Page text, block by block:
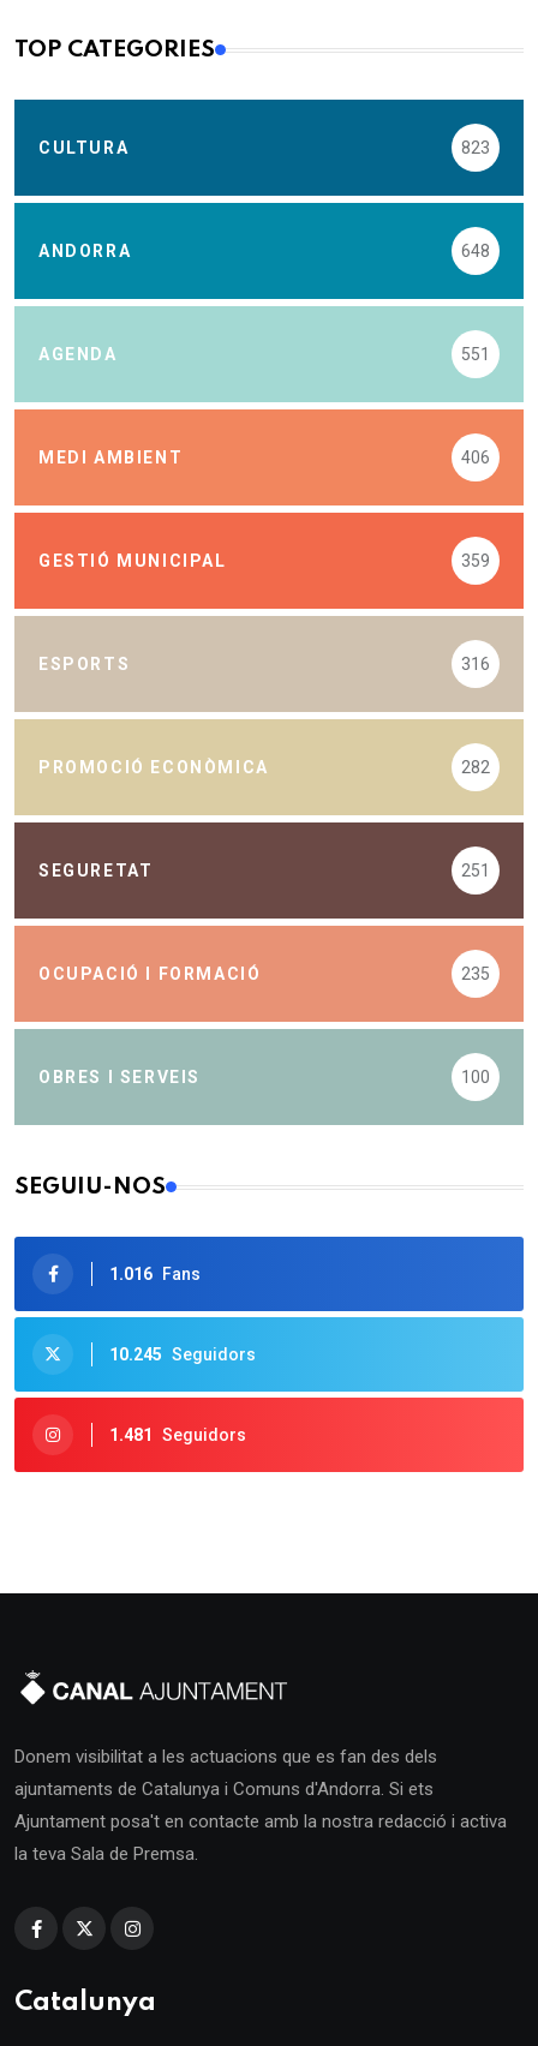
TOP CATEGORIES
CULTURA 823
ANDORRA 648
AGENDA 551
MEDI AMBIENT 406
GESTIÓ MUNICIPAL 359
ESPORTS 316
PROMOCIÓ ECONÒMICA 282
SEGURETAT 251
OCUPACIÓ I FORMACIÓ 235
OBRES I SERVEIS 100
SEGUIU-NOS
1.016 Fans
10.245 Seguidors
1.481 Seguidors
Donem visibilitat a les actuacions que es fan des dels
ajuntaments de Catalunya i Comuns d'Andorra. Si ets
Ajuntament posa't en contacte amb la nostra redacció i activa
la teva Sala de Premsa.
Catalunya